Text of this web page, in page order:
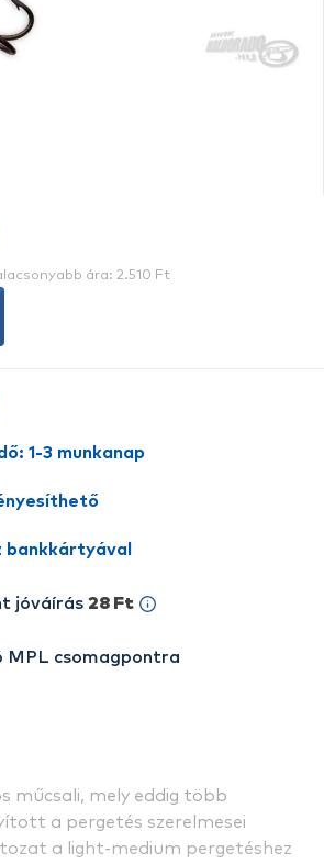
műcsali, mely eddig több
a pergetés szerelmesei
a light-medium pergetéshez
1-3 munkanap
bankkártyával
jóváírás 28 Ft
MPL csomagpontra
ára: 2.510 Ft